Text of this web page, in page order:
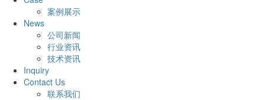
案例展示
News
公司新闻
行业资讯
技术资讯
Inquiry
Contact Us
联系我们